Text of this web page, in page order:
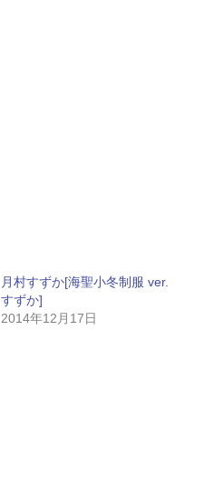
月村すずか[海聖小冬制服 ver.
すずか]
2014年12月17日